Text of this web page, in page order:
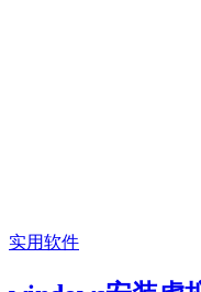
实用软件